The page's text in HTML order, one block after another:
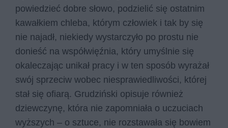
powiedzieć dobre słowo, podzielić się ostatnim
kawałkiem chleba, którym człowiek i tak by się
nie najadł, niekiedy wystarczyło po prostu nie
donieść na współwięźnia, który umyślnie się
okaleczając unikał pracy i w ten sposób wyrażał
swój sprzeciw wobec niesprawiedliwości, której
stał się ofiarą. Grudziński opisuje również
dziewczynę, która nie zapomniała o uczuciach
wyższych – o sztuce, nie rozstawała się bowiem